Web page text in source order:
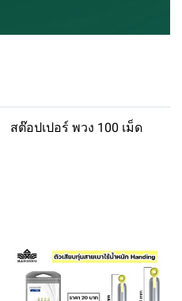
สต๊อปเปอร์ พวง 100 เม็ด